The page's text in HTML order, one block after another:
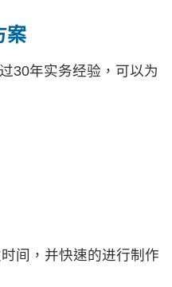
案
30年实务经验，可以为
间，并快速的进行制作